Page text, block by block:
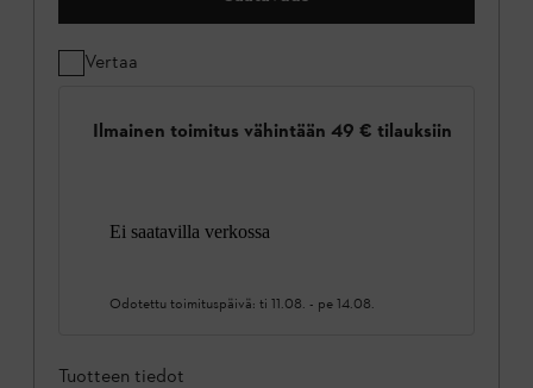
Vertaa
Ilmainen toimitus vähintään 49 € tilauksiin
Ei saatavilla verkossa
Odotettu toimituspäivä: ti 11.08. - pe 14.08.
Tuotteen tiedot